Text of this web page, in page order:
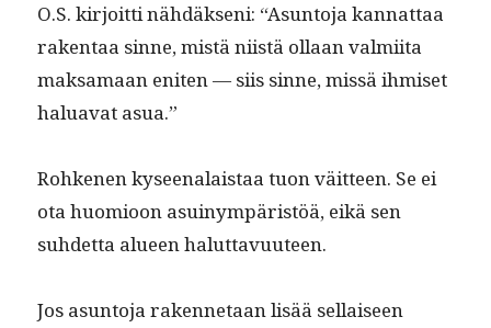
O.S. kir­joit­ti nähdäk­seni: “Asun­to­ja kan­nat­taa
rak­en­taa sinne, mis­tä niistä ollaan valmi­ita
mak­samaan eniten — siis sinne, mis­sä ihmiset
halu­a­vat asua.”
Rohke­nen kyseenalais­taa tuon väit­teen. Se ei
ota huomioon asuinympäristöä, eikä sen
suhdet­ta alueen haluttavuuteen.
Jos asun­to­ja raken­netaan lisää sel­l­aiseen